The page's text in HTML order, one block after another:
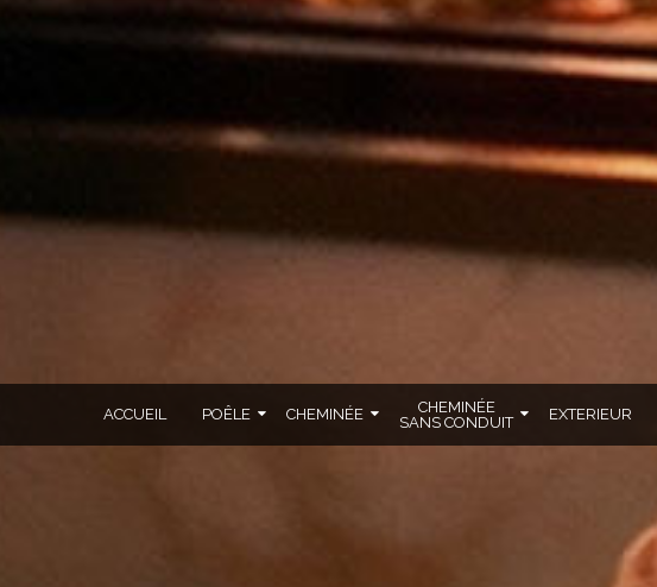
ACCUEIL POÊLE CHEMINÉE
CHEMINÉE
SANS CONDUIT
EXTERIEUR